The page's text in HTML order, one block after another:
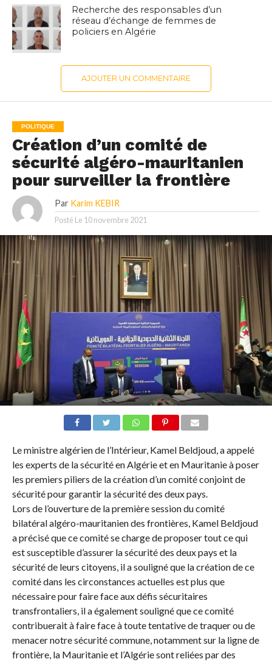
Recherche des responsables d’un
réseau d’échange de femmes de
policiers en Algérie
AJOUTER UN COMMENTAIRE
POLITIQUE
Création d’un comité de
sécurité algéro-mauritanien
pour surveiller la frontière
Par Karim KEBIR
Posté Le 10 novembre 2021
Le ministre algérien de l’Intérieur, Kamel Beldjoud, a appelé
les experts de la sécurité en Algérie et en Mauritanie à poser
les premiers piliers de la création d’un comité conjoint de
sécurité pour garantir la sécurité des deux pays.
Lors de l’ouverture de la première session du comité
bilatéral algéro-mauritanien des frontières, Kamel Beldjoud
a précisé que ce comité se charge de proposer tout ce qui
est susceptible d’assurer la sécurité des deux pays et la
sécurité de leurs citoyens, il a souligné que la création de ce
comité dans les circonstances actuelles est plus que
nécessaire pour faire face aux défis sécuritaires
transfrontaliers, il a également souligné que ce comité
contribuerait à faire face à toute tentative de traquer ou de
menacer notre sécurité commune, notamment sur la ligne de
frontière, la Mauritanie et l’Algérie sont reliées par des